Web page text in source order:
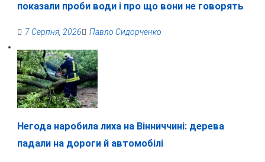
показали проби води і про що вони не говорять
7 Серпня, 2026 Павло Сидорченко
Негода наробила лиха на Вінниччині: дерева
падали на дороги й автомобілі